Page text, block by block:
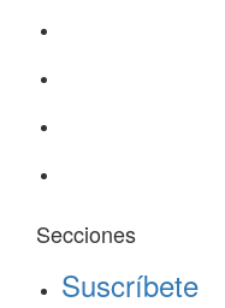
Secciones
Suscríbete